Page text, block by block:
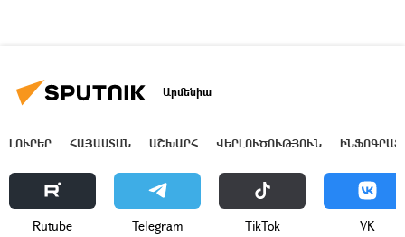
Արմենիա
ԼՈՒՐԵՐ ՀԱՅԱՍՏԱՆ ԱՇԽԱՐՀ ՎԵՐԼՈՒԾՈՒԹՅՈՒՆ
Rutube Telegram ТikТоk VK